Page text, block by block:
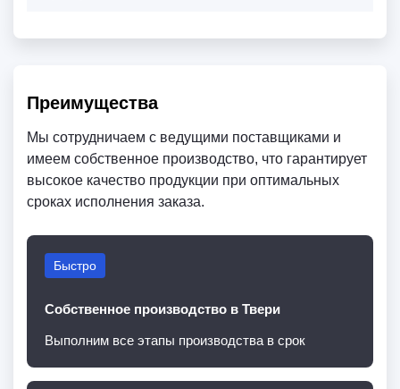
Преимущества
Мы сотрудничаем с ведущими поставщиками и
имеем собственное производство, что гарантирует
высокое качество продукции при оптимальных
сроках исполнения заказа.
Быстро
Собственное производство в Твери
Выполним все этапы производства в срок